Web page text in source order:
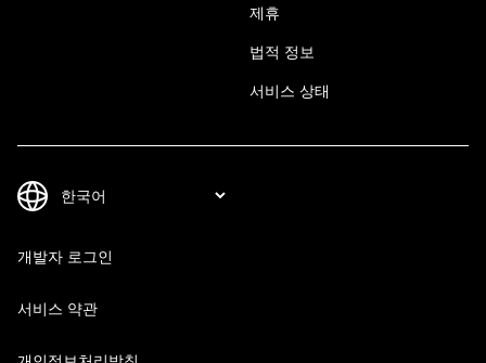
제휴
법적 정보
서비스 상태
개발자 로그인
서비스 약관